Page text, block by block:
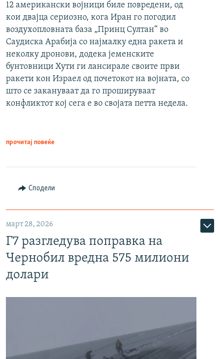
12 американски војници биле повредени, од
кои двајца сериозно, кога Иран го погодил
воздухопловната база „Принц Султан“ во
Саудиска Арабија со најмалку една ракета и
неколку дронови, додека јеменските
бунтовници Хути ги лансирале своите први
ракети кон Израел од почетокот на војната, со
што се закануваат да го прошируваат
конфликтот кој сега е во својата петта недела.
прочитај повеќе
Сподели
март 28, 2026
Г7 разгледува поправка на
Чернобил вредна 575 милиони
долари